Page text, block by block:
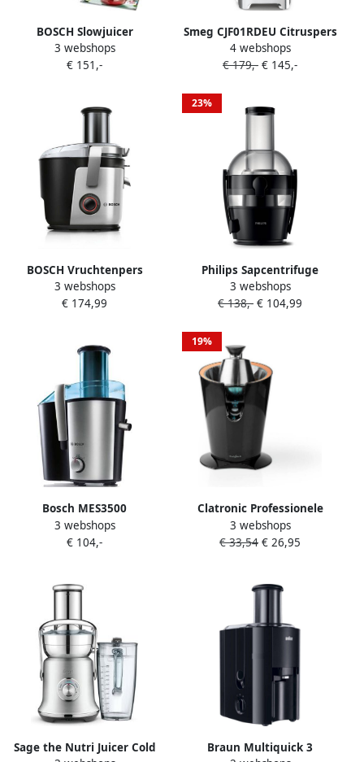
BOSCH Slowjuicer
MESM500W voor hard fruit
en groente zeer stil
3 webshops
€ 151,-
Smeg CJF01RDEU Citruspers
Rood Handmatige druk 70W
4 webshops
€ 179,- € 145,-
BOSCH Vruchtenpers
VitaJuice 4 MES4010 1200 w
3 webshops
€ 174,99
23%
Philips Sapcentrifuge
HR1855 70 | Sapcentrifuges
| Keuken&Koken
3 webshops
€ 138,- € 104,99
Bosch MES3500
Sapcentrifuge inox |
Sapcentrifuges |
MES3500
3 webshops
€ 104,-
19%
Clatronic Professionele
Combisteel Etagere
Keramisch Verwamd 2
3 webshops
€ 33,54 € 26,95
Sage the Nutri Juicer Cold
Braun Multiquick 3